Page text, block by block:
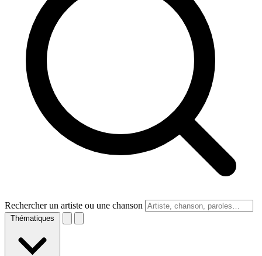
Rechercher un artiste ou une chanson
Thématiques